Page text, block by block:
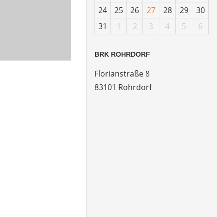
24
25 26 27 28 29
30
31
1 2 3 4 5 6
BRK ROHRDORF
Florianstraße 8
83101 Rohrdorf